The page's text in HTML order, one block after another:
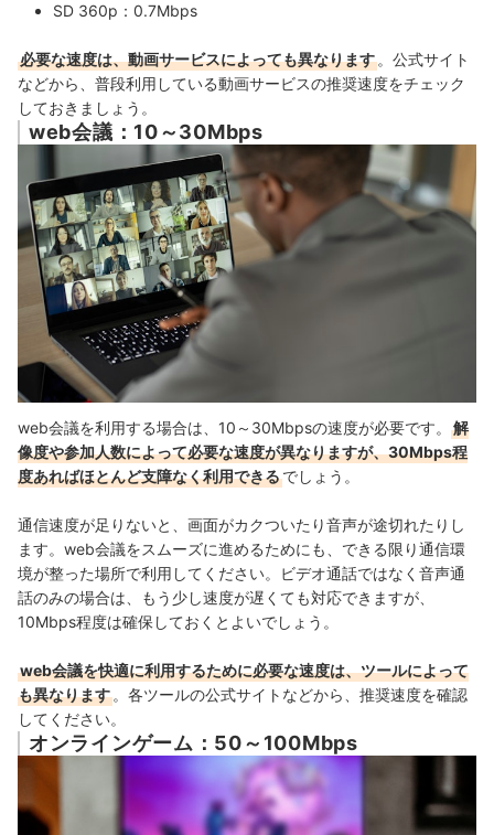
SD 360p：0.7Mbps
必要な速度は、動画サービスによっても異なります。公式サイト
などから、普段利用している動画サービスの推奨速度をチェック
しておきましょう。
web会議：10～30Mbps
web会議を利用する場合は、10～30Mbpsの速度が必要です。
解
像度や参加人数によって必要な速度が異なりますが、30Mbps程
度あればほとんど支障なく利用できるでしょう。
通信速度が足りないと、画面がカクついたり音声が途切れたりし
ます。web会議をスムーズに進めるためにも、できる限り通信環
境が整った場所で利用してください。
ビデオ通話ではなく音声通
話のみの場合は、もう少し速度が遅くても対応できますが、
10Mbps程度は確保しておくとよいでしょう。
web会議を快適に利用するために必要な速度は、ツールによって
も異なります 。各ツールの公式サイトなどから、推奨速度を確認
してください。
オンラインゲーム：50～100Mbps